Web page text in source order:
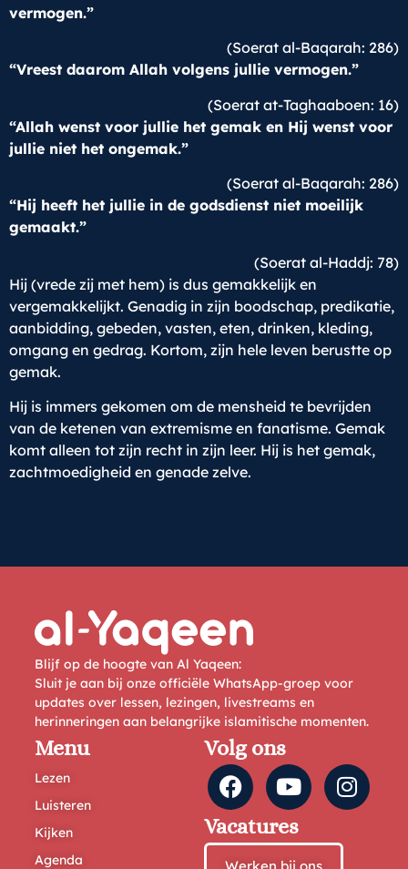
vermogen.”
(Soerat al-Baqarah: 286)
“Vreest daarom Allah volgens jullie vermogen.”
(Soerat at-Taghaaboen: 16)
“Allah wenst voor jullie het gemak en Hij wenst voor
jullie niet het ongemak.”
(Soerat al-Baqarah: 286)
“Hij heeft het jullie in de godsdienst niet moeilijk
gemaakt.”
(Soerat al-Haddj: 78)
Hij (vrede zij met hem) is dus gemakkelijk en
vergemakkelijkt. Genadig in zijn boodschap, predikatie,
aanbidding, gebeden, vasten, eten, drinken, kleding,
omgang en gedrag. Kortom, zijn hele leven berustte op
gemak.
Hij is immers gekomen om de mensheid te bevrijden
van de ketenen van extremisme en fanatisme. Gemak
komt alleen tot zijn recht in zijn leer. Hij is het gemak,
zachtmoedigheid en genade zelve.
Blijf op de hoogte van Al Yaqeen:
Sluit je aan bij onze officiële WhatsApp-groep voor
updates over lessen, lezingen, livestreams en
herinneringen aan belangrijke islamitische momenten.
Menu
Lezen
Luisteren
Kijken
Agenda
Volg ons
Vacatures
Werken bij ons